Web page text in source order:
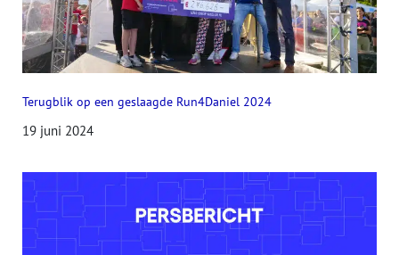
Terugblik op een geslaagde Run4Daniel 2024
19 juni 2024